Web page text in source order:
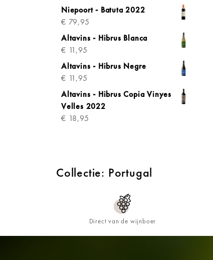
Niepoort - Batuta 2022
€ 79,95
Altavins - Hibrus Blanca
€ 11,95
Altavins - Hibrus Negre
€ 11,95
Altavins - Hibrus Copia Vinyes
Velles 2022
€ 18,95
Collectie: Portugal
Direct van de wijnboer